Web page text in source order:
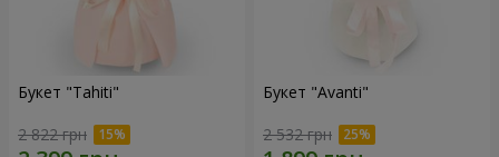
Букет "Tahiti"
2 822 грн
Букет "Avanti"
2 532 грн